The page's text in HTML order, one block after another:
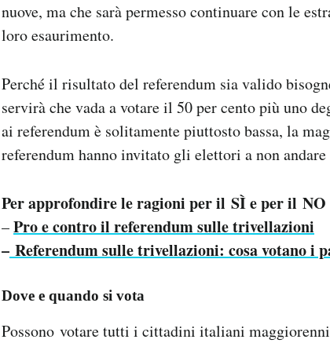
nuove, ma che sarà permesso continuare con le
loro esaurimento.
Perché il risultato del referendum sia valido
servirà che vada a votare il 50 per cento più uno
ai referendum è solitamente piuttosto bassa, la
referendum hanno invitato gli elettori a non andare
Per approfondire le ragioni per il SÌ e per il NO
–Pro e contro il referendum sulle trivellazioni
– Referendum sulle trivellazioni: cosa votano i
Dove e quando si vota
Possono votare tutti i cittadini italiani maggiorenni